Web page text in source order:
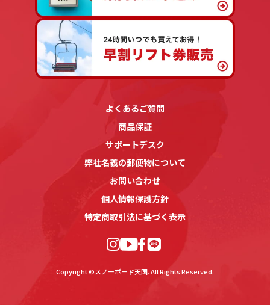
よくあるご質問
商品保証
サポートデスク
弊社名義の郵便物について
お問い合わせ
個人情報保護方針
特定商取引法に基づく表示
Copyright ©スノーボード天国. All Rights Reserved.